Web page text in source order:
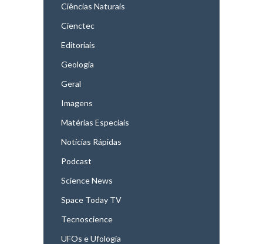
Ciências Naturais
Cienctec
Editoriais
Geologia
Geral
Imagens
Matérias Especiais
Notícias Rápidas
Podcast
Science News
Space Today TV
Tecnoscience
UFOs e Ufologia